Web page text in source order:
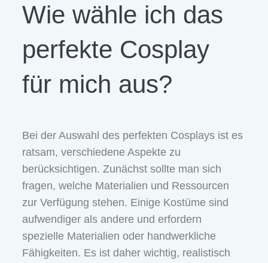
Wie wähle ich das
perfekte Cosplay
für mich aus?
Bei der Auswahl des perfekten Cosplays ist es
ratsam, verschiedene Aspekte zu
berücksichtigen. Zunächst sollte man sich
fragen, welche Materialien und Ressourcen
zur Verfügung stehen. Einige Kostüme sind
aufwendiger als andere und erfordern
spezielle Materialien oder handwerkliche
Fähigkeiten. Es ist daher wichtig, realistisch